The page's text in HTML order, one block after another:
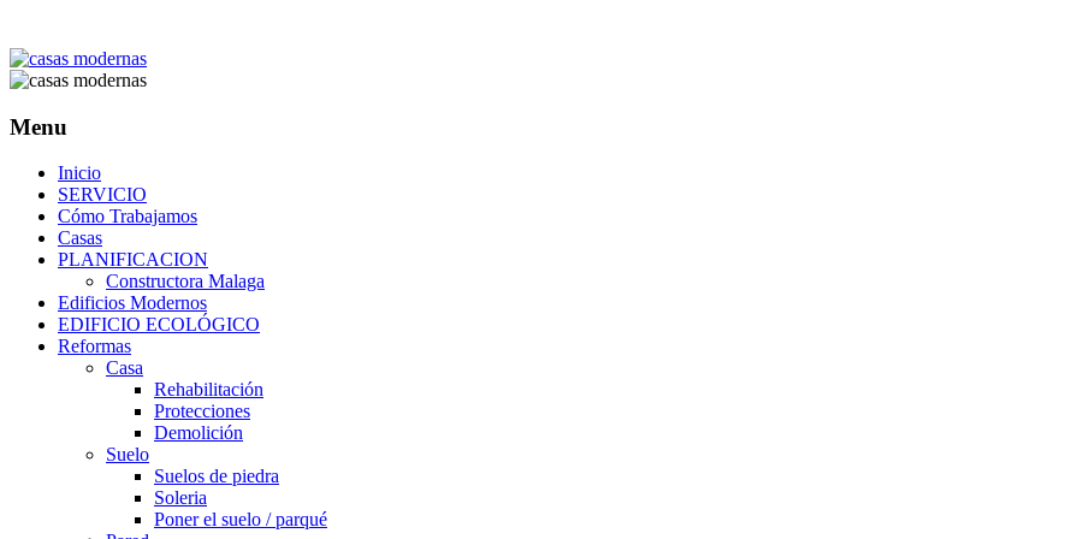
Menu
Inicio
SERVICIO
Cómo Trabajamos
Casas
PLANIFICACION
Constructora Malaga
Edificios Modernos
EDIFICIO ECOLÓGICO
Reformas
Casa
Rehabilitación
Protecciones
Demolición
Suelo
Suelos de piedra
Soleria
Poner el suelo / parqué